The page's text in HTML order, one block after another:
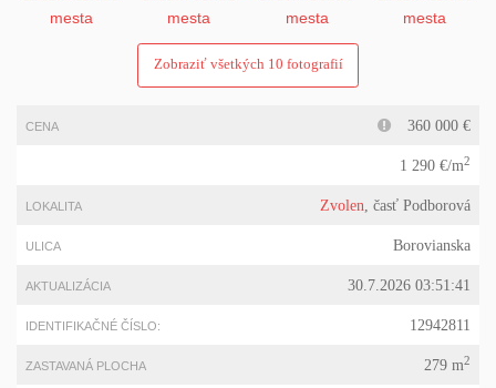
Zobraziť všetkých 10 fotografií
CENA 360 000 €
1 290 €/m2
LOKALITA Zvolen , časť Podborová
ULICA Borovianska
AKTUALIZÁCIA 30.7.2026 03:51:41
IDENTIFIKAČNÉ ČÍSLO: 12942811
ZASTAVANÁ PLOCHA 279 m2